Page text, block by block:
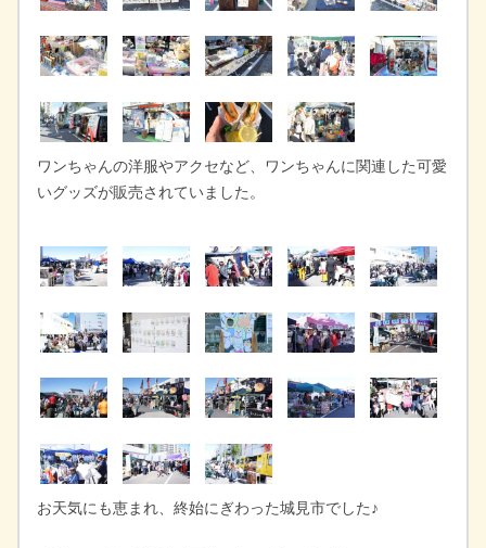
ワンちゃんの洋服やアクセなど、ワンちゃんに関連した可愛
いグッズが販売されていました。
お天気にも恵まれ、終始にぎわった城見市でした♪